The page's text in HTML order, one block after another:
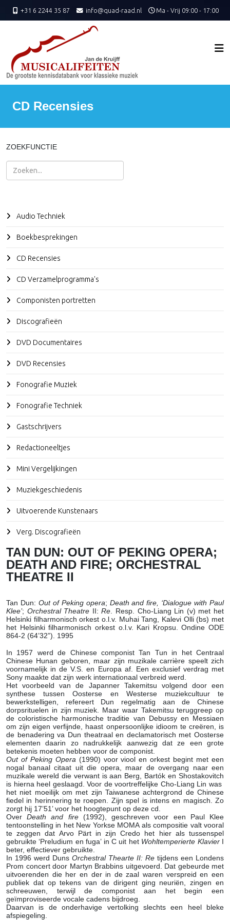
+31 6 2244 35 87 info@quad-raad.nl Ma - Vrij 09:00 - 17:00
CD Recensies
ZOEKFUNCTIE
Zoeken
Audio Techniek
Boekbesprekingen
CD Recensies
CD Verzamelprogramma's
Componisten portretten
Discografieën
DVD Documentaires
DVD Recensies
Fonografie Muziek
Fonografie Techniek
Gastschrijvers
Redactioneeltjes
Mini Vergelijkingen
Muziekgeschiedenis
Uitvoerende Kunstenaars
Verg. Discografieën
TAN DUN: OUT OF PEKING OPERA;
DEATH AND FIRE; ORCHESTRAL
THEATRE II
Tan Dun: Out of Peking opera; Death and fire, ‘Dialogue with Paul
Klee’; Orchestral Theatre II:Re . Resp. Cho-Liang Lin (v) met het
Helsinki filharmonisch orkest o.l.v. Muhai Tang, Kalevi Olli (bs) met
het Helsinki filharmonisch orkest o.l.v. Kari Kropsu. Ondine ODE
864-2 (64’32”). 1995
In 1957 werd de Chinese componist Tan Tun in het Centraal
Chinese Hunan geboren, maar zijn muzikale carrière speelt zich
voornamelijk in de V.S. en Europa af. Een exclusief verdrag met
Sony maakte dat zijn werk internationaal verbreid werd.
Het voorbeeld van de Japanner Takemitsu volgend door een
synthese tussen Oosterse en Westerse muziekcultuur te
bewerkstelligen, refereert Dun regelmatig aan de Chinese
dorpsrituelen in zijn muziek. Maar waar Takemitsu teruggreep op
de coloristische harmonische traditie van Debussy en Messiaen
om zijn eigen verfijnde, haast onpersoonlijke idioom te creëren, is
de benadering va Dun theatraal en declamatorisch met Oosterse
elementen daarin zo nadrukkelijk aanwezig dat ze een grote
betekenis moeten hebben voor de componist.
Out of Peking Opera (1990) voor viool en orkest begint met een
nogal banaal citaat uit die opera, maar de overgang naar een
muzikale wereld die verwant is aan Berg, Bartók en Shostakovitch
is hierna heel geslaagd. Voor de voortreffelijke Cho-Liang Lin was
het niet moeilijk om met zijn Taiwanese achtergrond de Chinese
fiedel in herinnering te roepen. Zijn spel is intens en magisch. Zo
zorgt hij 17’51’ voor het hoogtepunt op deze cd.
OverDeath and fire(1992), geschreven voor een Paul Klee
tentoonstelling in het New Yorkse MOMA als compositie valt vooral
te zeggen dat Arvo Pärt in zijn Credo het hier als tussenspel
gebruikte ‘Preludium en fuga’ in C uit het Wohltemperierte KlavierI
beter, effectiever gebruikte.
In 1996 werd Duns Orchestral Thearte II: Re tijdens een Londens
Prom concert door Martyn Brabbins uitgevoerd. Dat gebeurde met
uitvoerenden die her en der in de zaal waren verspreid en een
publiek dat op tekens van de dirigent ging neuriën, zingen en
schreeuwen, terwijl de componist aan het begin een
geïmproviseerde vocale cadens bijdroeg.
Daarvan is de onderhavige vertolking slechts een heel bleke
afspiegeling.